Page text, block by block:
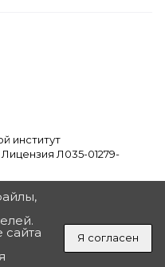
институт
Л035-01279-
вы даете согласие на
пользовательских
на обработку
Я согласен